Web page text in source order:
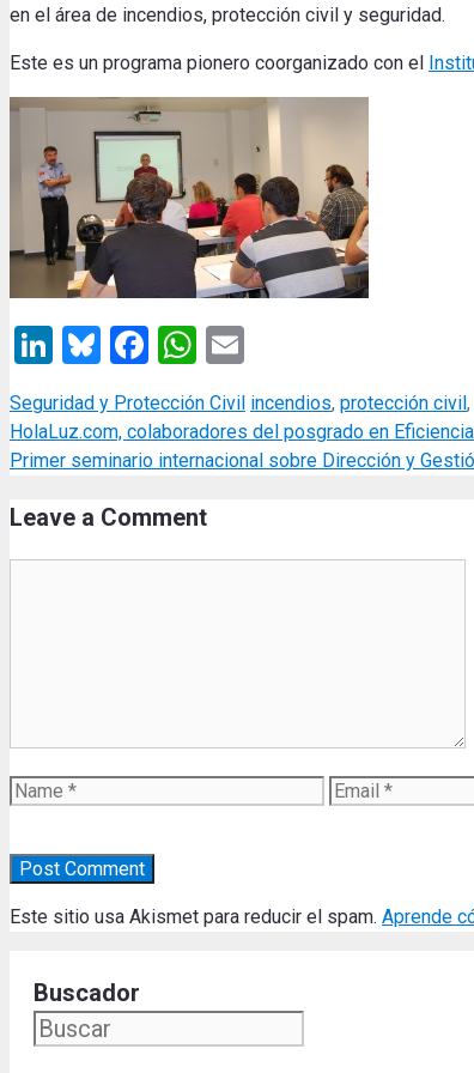
en el área de incendios, protección civil y seguridad.
Este es un programa pionero coorganizado con el
LinkedIn
Bluesky
Facebook
WhatsApp
Categories
Seguridad y Protección Civil Tags
incendios, protección civil,
HolaLuz.com, colaboradores del posgrado en
Primer seminario internacional sobre Dirección y
Leave a Comment
Name Email
Este sitio usa Akismet para reducir el spam. Aprende
Buscador